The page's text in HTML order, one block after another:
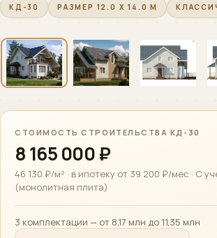
КД-30 РАЗМЕР 12.0 X 14.0 М
‹
СТОИМОСТЬ СТРОИТЕЛЬСТВА КД-30
8 165 000 ₽
46 130 ₽/м² · в ипотеку от 39 200 ₽/мес · С
(монолитная плита)
3 комплектации — от 8,17 млн до 11,35 млн